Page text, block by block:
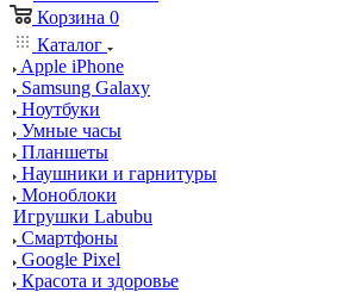
Корзина 0
Каталог
Apple iPhone
Samsung Galaxy
Ноутбуки
Умные часы
Планшеты
Наушники и гарнитуры
Моноблоки
Игрушки Labubu
Смартфоны
Google Pixel
Красота и здоровье